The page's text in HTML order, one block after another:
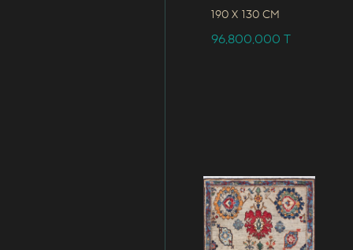
190 x 130 CM
96,800,000T